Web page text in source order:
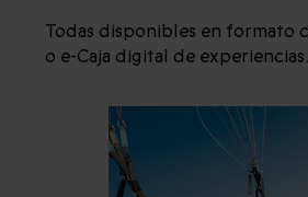
Todas disponibles en formato
o e-Caja digital de experiencias.